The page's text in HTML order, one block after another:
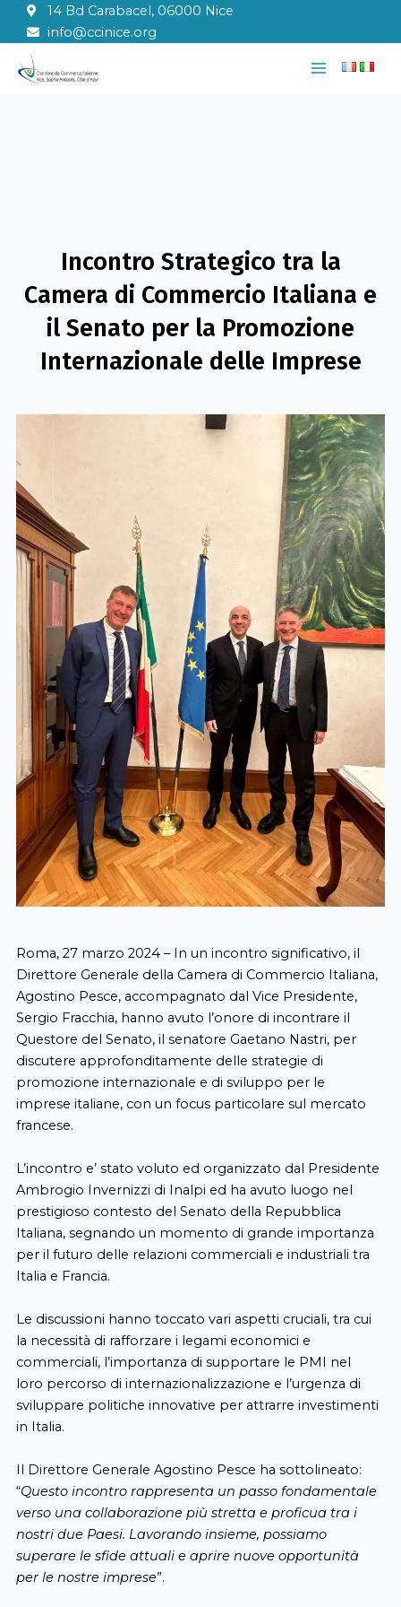
contenuto
14 Bd Carabacel, 06000 Nice
info@ccinice.org
Main
Incontro Strategico tra la
Camera di Commercio Italiana e
il Senato per la Promozione
Internazionale delle Imprese
Roma, 27 marzo 2024 – In un incontro significativo, il
Direttore Generale della Camera di Commercio Italiana,
Agostino Pesce, accompagnato dal Vice Presidente,
Sergio Fracchia, hanno avuto l’onore di incontrare il
Questore del Senato, il senatore Gaetano Nastri, per
discutere approfonditamente delle strategie di
promozione internazionale e di sviluppo per le
imprese italiane, con un focus particolare sul mercato
francese.
L’incontro e’ stato voluto ed organizzato dal Presidente
Ambrogio Invernizzi di Inalpi ed ha avuto luogo nel
prestigioso contesto del Senato della Repubblica
Italiana, segnando un momento di grande importanza
per il futuro delle relazioni commerciali e industriali tra
Italia e Francia.
Le discussioni hanno toccato vari aspetti cruciali, tra cui
la necessità di rafforzare i legami economici e
commerciali, l’importanza di supportare le PMI nel
loro percorso di internazionalizzazione e l’urgenza di
sviluppare politiche innovative per attrarre investimenti
in Italia.
Il Direttore Generale Agostino Pesce ha sottolineato:
“Questo incontro rappresenta un passo fondamentale
verso una collaborazione più stretta e proficua tra i
nostri due Paesi. Lavorando insieme, possiamo
superare le sfide attuali e aprire nuove opportunità
per le nostre imprese”.